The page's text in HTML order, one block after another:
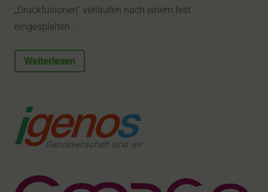
„Druckfusionen“ verlaufen nach einem fest
eingespielten…
Weiterlesen